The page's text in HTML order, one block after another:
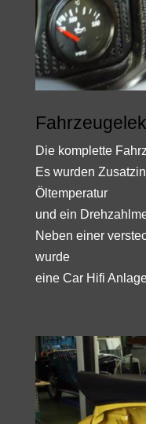
Die komplette
Es wurden
Öltemperatur
und ein
Neben einer
wurde
eine Car Hifi